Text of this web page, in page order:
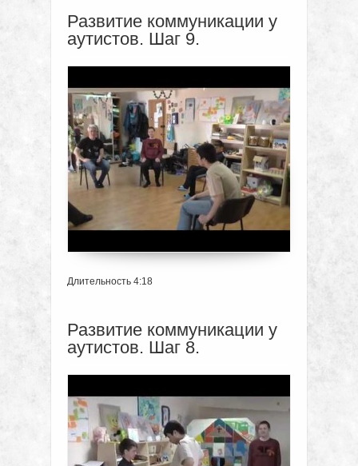
Развитие коммуникации у
аутистов. Шаг 9.
Длительность 4:18
Развитие коммуникации у
аутистов. Шаг 8.